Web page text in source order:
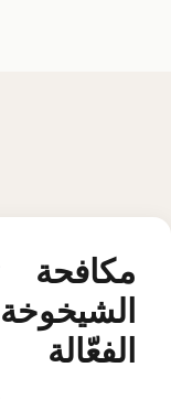
مكافحة
الشيخوخة
الفعّالة